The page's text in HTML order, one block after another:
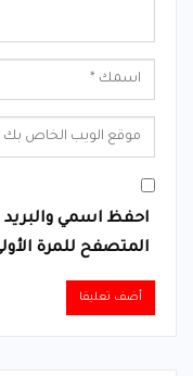
احفظ اسمي والبريد
المتصفح للمرة